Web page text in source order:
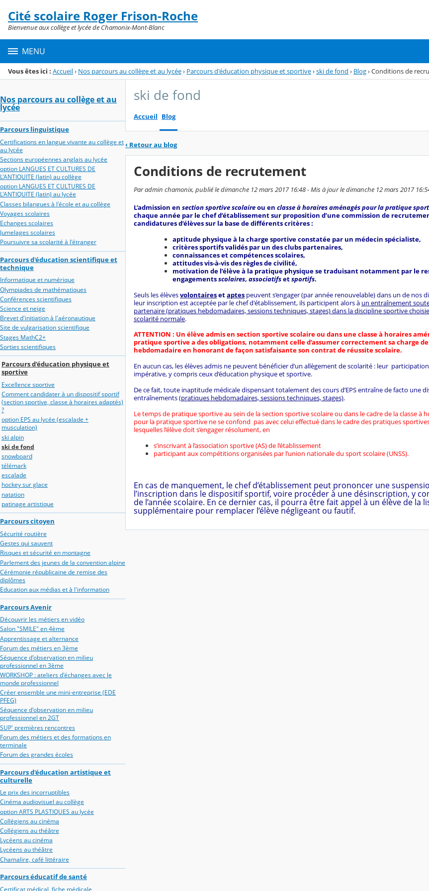
Menu de la rubrique
Contenu
Cité scolaire Roger Frison-Roche
Bienvenue aux collège et lycée de Chamonix-Mont-Blanc
MENU
Vous êtes ici : Accueil› Nos parcours au collège et au lycée› Parcours d'éducation physique et sportive›ski de fond › Blog›Conditions de
Nos parcours au collège et au
lycée
Parcours linguistique
Certifications en langue vivante au collège et
au lycée
Sections européennes anglais au lycée
option LANGUES ET CULTURES DE
L'ANTIQUITE (latin) au collège
option LANGUES ET CULTURES DE
L'ANTIQUITE (latin) au lycée
Classes bilangues à l'école et au collège
Voyages scolaires
Echanges scolaires
Jumelages scolaires
Poursuivre sa scolarité à l'étranger
Parcours d'éducation scientifique et
technique
Informatique et numérique
Olympiades de mathématiques
Conférences scientifiques
Science et neige
Brevet d'initiation à l'aéronautique
Site de vulgarisation scientifique
Stages MathC2+
Sorties scientifiques
Parcours d'éducation physique et
sportive
Excellence sportive
Comment candidater à un dispositif sportif
(section sportive, classe à horaires adaptés)
?
option EPS au lycée (escalade +
musculation)
ski alpin
ski de fond
snowboard
télémark
escalade
hockey sur glace
natation
patinage artistique
Parcours citoyen
Sécurité routière
Gestes qui sauvent
Risques et sécurité en montagne
Parlement des jeunes de la convention alpine
Cérémonie républicaine de remise des
diplômes
Education aux médias et à l'information
Parcours Avenir
Découvrir les métiers en vidéo
Salon "SMILE" en 4ème
Apprentissage et alternance
Forum des métiers en 3ème
Séquence d'observation en milieu
professionnel en 3ème
WORKSHOP : ateliers d'échanges avec le
monde professionnel
Créer ensemble une mini-entreprise (EDE
PFEG)
Séquence d'observation en milieu
professionnel en 2GT
SUP' premières rencontres
Forum des métiers et des formations en
terminale
Forum des grandes écoles
Parcours d'éducation artistique et
culturelle
Le prix des incorruptibles
Cinéma audiovisuel au collège
option ARTS PLASTIQUES au lycée
Collégiens au cinéma
Collégiens au théâtre
Lycéens au cinéma
Lycéens au théâtre
Chamalire, café littéraire
Parcours éducatif de santé
Certificat médical, fiche médicale
ski de fond
Accueil Blog
‹ Retour au blog
Conditions de recrutement
Par admin chamonix, publié le dimanche 12 mars 2017 16:48 - Mis à jour le dimanche 12 mars 2017
L’admission en section sportive scolaireou en classe à horaires aménagés pour la pratique
chaque année par le chef d’établissement sur proposition d’une commission de
candidatures d’élèves sur la base de différents critères :
aptitude physique à la charge sportive constatée par un médecin spécialiste,
critères sportifs validés par un des clubs partenaires,
connaissances et compétences scolaires,
attitudes vis-à-vis des règles de civilité,
motivation de l’élève à la pratique physique se traduisant notamment par le
engagementsscolaires, associatifsetsportifs.
Seuls les élèvesvolontairesetaptes peuvent s’engager (par année renouvelable) dans un de nos
leur inscription est acceptée par le chef d'établissement, ils participent alors à un entraînement
partenaire (pratiques hebdomadaires, sessions techniques, stages) dans la discipline sportive
scolarité normale.
ATTENTION : Un élève admis en section sportive scolaire ou dans une classe à horaires
pratique sportive a des obligations, notamment celle d’assumer correctement sa charge
hebdomadaire en honorant de façon satisfaisante son contrat de réussite scolaire.
En aucun cas, les élèves admis ne peuvent bénéficier d’un allègement de scolarité : leur
impérative, y compris ceux d’éducation physique et sportive.
De ce fait, toute inaptitude médicale dispensant totalement des cours d’EPS entraîne de facto une
entraînements(pratiques hebdomadaires, sessions techniques, stages).
Le temps de pratique sportive au sein de la section sportive scolaire ou dans le cadre de la classe à
pour la pratique sportive ne se confond pas avec celui effectué dans le cadre des pratiques
lesquelles l’élève doit s’engager résolument, en
s’inscrivant à l’association sportive (AS) de l’établissement
participant aux compétitions organisées par l’union nationale du sport scolaire (UNSS).
En cas de manquement, le chef d’établissement peut prononcer une
l’inscription dans le dispositif sportif, voire procéder à une désinscription, y
de l’année scolaire. En ce dernier cas, il pourra être fait appel à un élève de la
supplémentaire pour remplacer l’élève négligeant ou fautif.